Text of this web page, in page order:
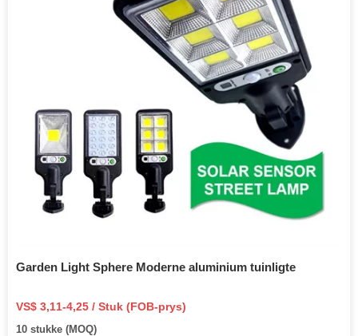
Garden Light Sphere Moderne aluminium tuinligte
VS$ 3,11-4,25 / Stuk (FOB-prys)
10 stukke (MOQ)